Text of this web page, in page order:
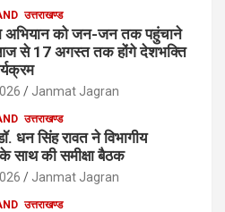
उत्तराखण्ड
अभियान को जन-जन तक पहुंचाने
से 17 अगस्त तक होंगे देशभक्ति
Janmat Jagran
उत्तराखण्ड
धन सिंह रावत ने विभागीय
साथ की समीक्षा बैठक
Janmat Jagran
उत्तराखण्ड